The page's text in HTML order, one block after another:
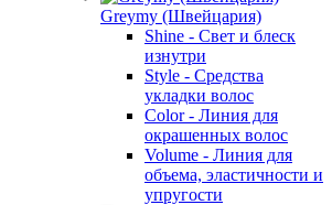
Greymy (Швейцария)
Shine - Свет и блеск
изнутри
Style - Средства
укладки волос
Color - Линия для
окрашенных волос
Volume - Линия для
объема, эластичности и
упругости